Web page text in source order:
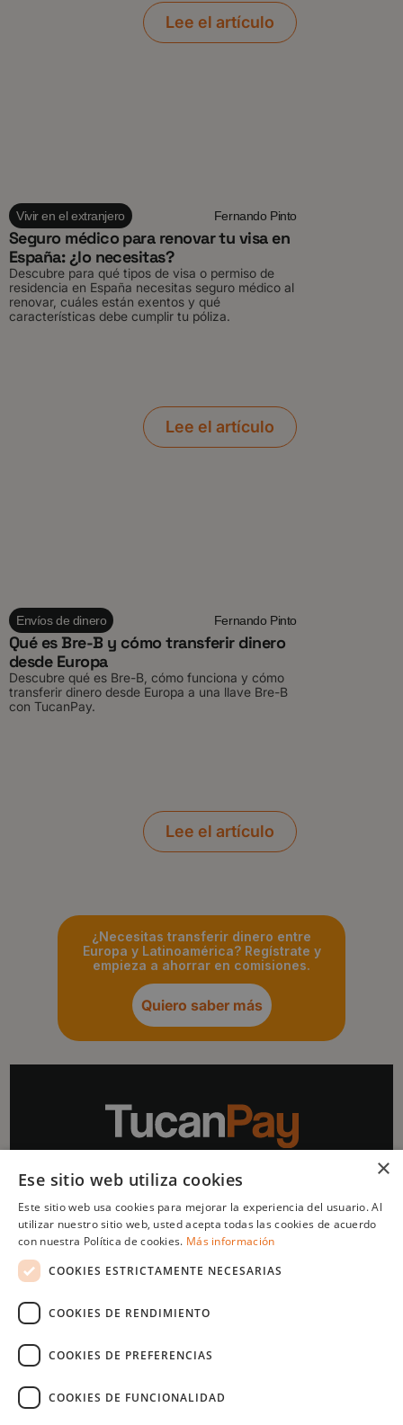
Lee el artículo
Vivir en el extranjero Fernando Pinto
Seguro médico para renovar tu visa en
España: ¿lo necesitas?
Descubre para qué tipos de visa o permiso de
residencia en España necesitas seguro médico al
renovar, cuáles están exentos y qué
características debe cumplir tu póliza.
Lee el artículo
Envíos de dinero Fernando Pinto
Qué es Bre-B y cómo transferir dinero
desde Europa
Descubre qué es Bre-B, cómo funciona y cómo
transferir dinero desde Europa a una llave Bre-B
con TucanPay.
Lee el artículo
¿Necesitas transferir dinero entre
Europa y Latinoamérica? Regístrate y
empieza a ahorrar en comisiones.
Quiero saber más
Impulsado por
¿Quienes
¿Cómo lo hacemos?
Blog
Términos y condiciones
Aviso legal
×
Ese sitio web utiliza cookies
Este sitio web usa cookies para mejorar la experiencia del usuario. Al
utilizar nuestro sitio web, usted acepta todas las cookies de acuerdo
con nuestra Política de cookies. Más información
COOKIES ESTRICTAMENTE NECESARIAS
COOKIES DE RENDIMIENTO
COOKIES DE PREFERENCIAS
COOKIES DE FUNCIONALIDAD